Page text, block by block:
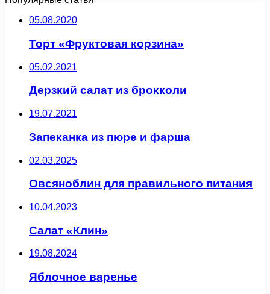
05.08.2020
Торт «Фруктовая корзина»
05.02.2021
Дерзкий салат из брокколи
19.07.2021
Запеканка из пюре и фарша
02.03.2025
Овсяноблин для правильного питания
10.04.2023
Салат «Клин»
19.08.2024
Яблочное варенье